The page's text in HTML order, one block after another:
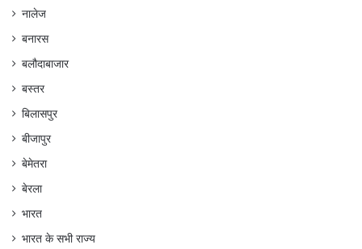
नालेज
बनारस
बलौदाबाजार
बस्तर
बिलासपुर
बीजापुर
बेमेतरा
बेरला
भारत
भारत के सभी राज्य